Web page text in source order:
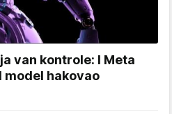
van kontrole: I Meta
model hakovao